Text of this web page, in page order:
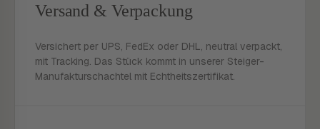
Versand & Verpackung
Versichert per UPS, FedEx oder DHL, neutral verpackt,
mit Tracking. Das Stück kommt in unserer Steiger-
Manufakturschachtel mit Echtheitszertifikat.